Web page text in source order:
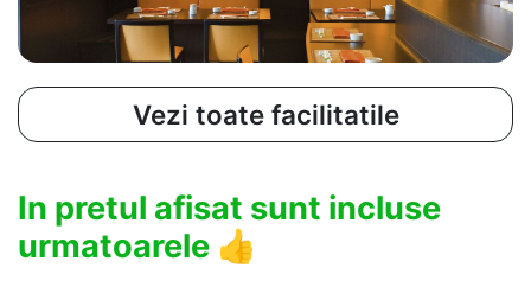
Vezi toate facilitatile
In pretul afisat sunt incluse
urmatoarele 👍